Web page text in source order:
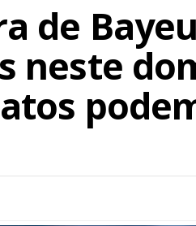
de
neste